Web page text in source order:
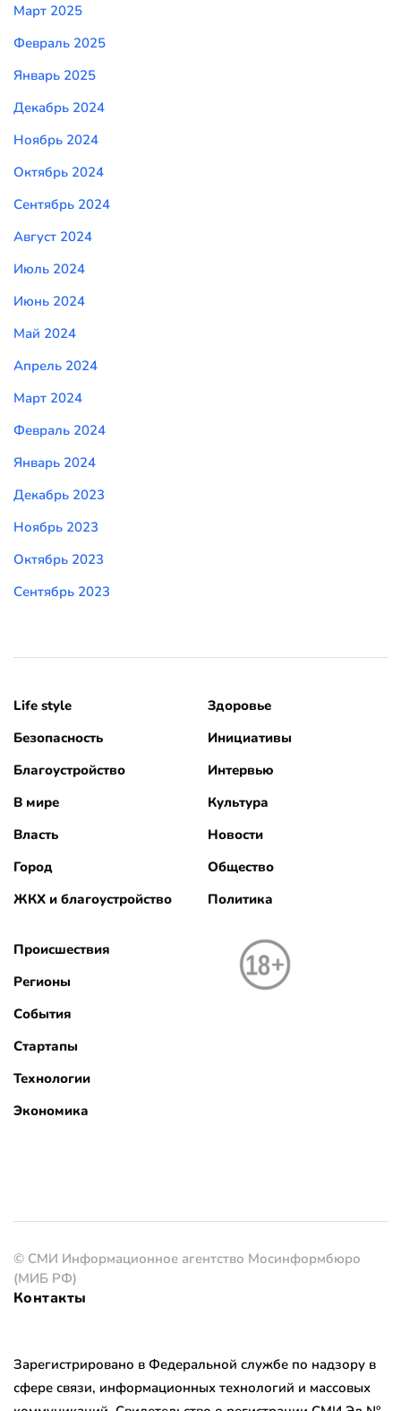
Март 2025
Февраль 2025
Январь 2025
Декабрь 2024
Ноябрь 2024
Октябрь 2024
Сентябрь 2024
Август 2024
Июль 2024
Июнь 2024
Май 2024
Апрель 2024
Март 2024
Февраль 2024
Январь 2024
Декабрь 2023
Ноябрь 2023
Октябрь 2023
Сентябрь 2023
Life style
Безопасность
Благоустройство
В мире
Власть
Город
ЖКХ и благоустройство
Здоровье
Инициативы
Интервью
Культура
Новости
Общество
Политика
Происшествия
Регионы
События
Стартапы
Технологии
Экономика
© СМИ Информационное агентство Мосинформбюро
(МИБ РФ)
Контакты
Зарегистрировано в Федеральной службе по надзору в
сфере связи, информационных технологий и массовых